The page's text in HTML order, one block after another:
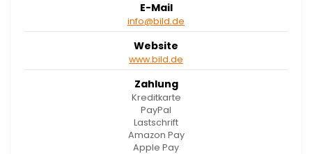
E-Mail
info@bild.de
Website
www.bild.de
Zahlung
Kreditkarte
PayPal
Lastschrift
Amazon Pay
Apple Pay